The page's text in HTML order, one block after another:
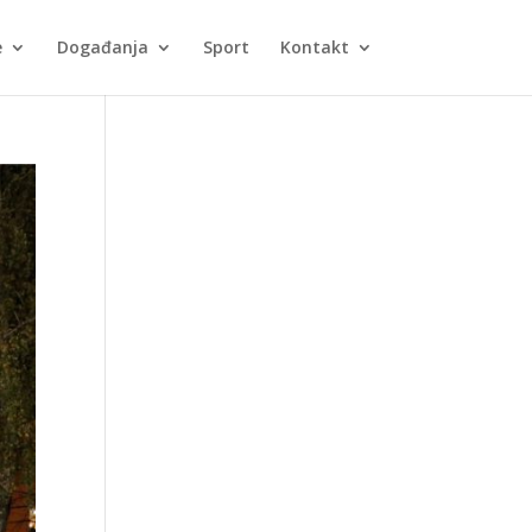
Događanja Sport Kontakt